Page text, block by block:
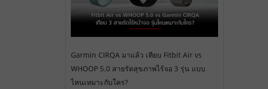
Garmin CIRQA มาแล้ว เทียบ Fitbit Air vs
WHOOP 5.0 สายรัดสุขภาพไร้จอ 3 รุ่น แบบ
ไหนเหมาะกับใคร?